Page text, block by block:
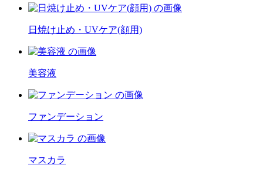
日焼け止め・UVケア(顔用)
美容液
ファンデーション
マスカラ